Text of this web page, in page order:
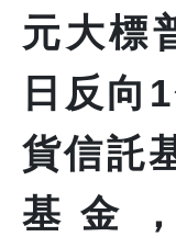
元大標
日反向
貨信託
基金